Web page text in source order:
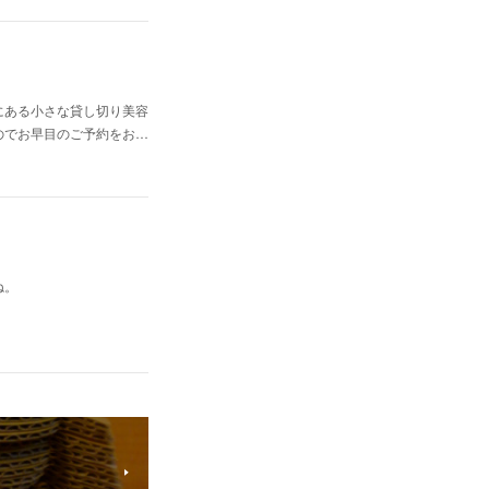
る小さな貸し切り美容
でお早目のご予約をお…